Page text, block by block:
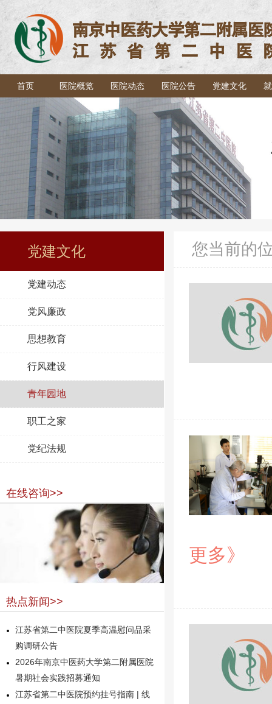
首页 医院概览 医院动态 医院公告 党建文化
党建文化
党建动态
党风廉政
思想教育
行风建设
青年园地
职工之家
党纪法规
在线咨询>>
热点新闻>>
江苏省第二中医院夏季高温慰问品采
购调研公告
2026年南京中医药大学第二附属医院
暑期社会实践招募通知
江苏省第二中医院预约挂号指南 | 线
您当前的
更多》